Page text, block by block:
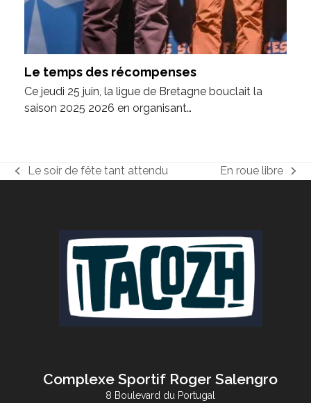
Le temps des récompenses
Ce jeudi 25 juin, la ligue de Bretagne bouclait la
saison 2025 2026 en organisant…
previous
Le soir de fête tant attendu
next
En roue libre
Complexe Sportif Roger Salengro
8 Boulevard du Portugal